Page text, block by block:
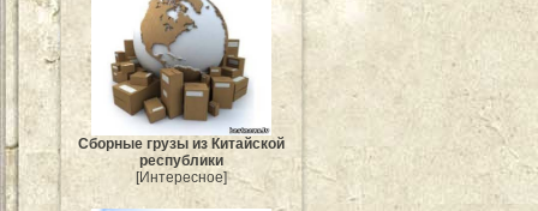
Сборные грузы из Китайской
республики
[Интересное]